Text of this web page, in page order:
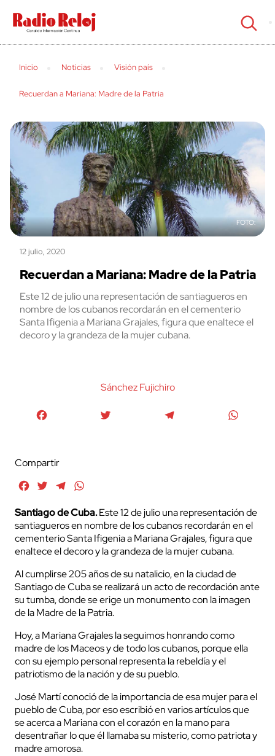
cerrar
Inicio Noticias Visión país
Recuerdan a Mariana: Madre de la Patria
12 julio, 2020
Recuerdan a Mariana: Madre de la Patria
Este 12 de julio una representación de santiagueros en
nombre de los cubanos recordarán en el cementerio
Santa Ifigenia a Mariana Grajales, figura que enaltece el
decoro y la grandeza de la mujer cubana.
Sánchez Fujichiro
Compartir
FacebookTwitterTelegram
Santiago de Cuba.Este 12 de julio una representación de
santiagueros en nombre de los cubanos recordarán en el
cementerio Santa Ifigenia a Mariana Grajales, figura que
enaltece el decoro y la grandeza de la mujer cubana.
Al cumplirse 205 años de su natalicio, en la ciudad de
Santiago de Cuba se realizará un acto de recordación ante
su tumba, donde se erige un monumento con la imagen
de la Madre de la Patria.
Hoy, a Mariana Grajales la seguimos honrando como
madre de los Maceos y de todo los cubanos, porque ella
con su ejemplo personal representa la rebeldía y el
patriotismo de la nación y de su pueblo.
José Martí conoció de la importancia de esa mujer para el
pueblo de Cuba, por eso escribió en varios artículos que
se acerca a Mariana con el corazón en la mano para
desentrañar lo que él llamaba su misterio, como patriota y
madre amorosa.